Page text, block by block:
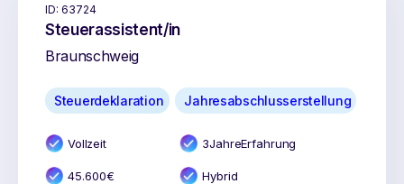
ID: 63724
Steuerassistent/in
Braunschweig
Steuerdeklaration Jahresabschlusserstellung
Vollzeit 3JahreErfahrung
45.600€ Hybrid